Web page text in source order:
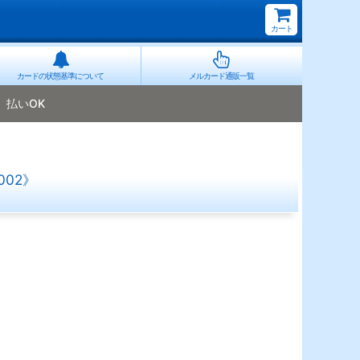
カート
カードの状態基準について メルカード通販一覧
払いOK
》